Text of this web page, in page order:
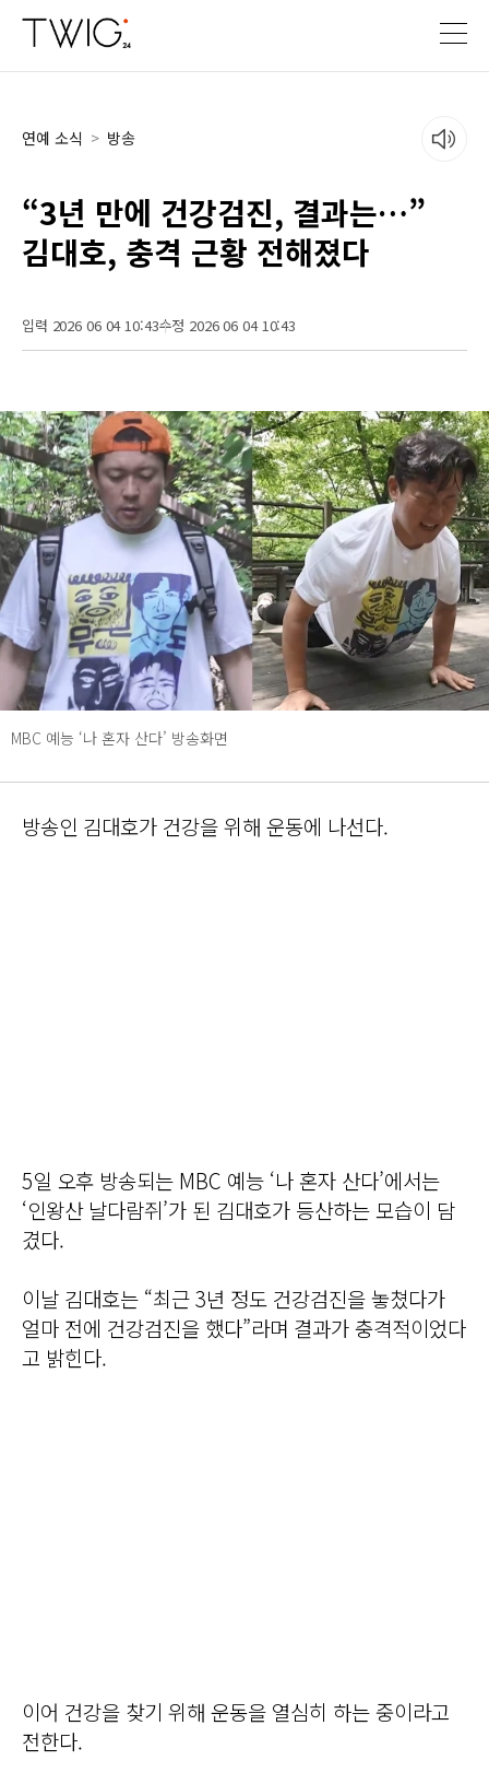
연예 소식 > 방송
“3년 만에 건강검진, 결과는…”
김대호, 충격 근황 전해졌다
입력 2026 06 04 10:43수정 2026 06 04 10:43
MBC 예능 ‘나 혼자 산다’ 방송화면
방송인 김대호가 건강을 위해 운동에 나선다.
5일 오후 방송되는 MBC 예능 ‘나 혼자 산다’에서는
‘인왕산 날다람쥐’가 된 김대호가 등산하는 모습이 담
겼다.
이날 김대호는 “최근 3년 정도 건강검진을 놓쳤다가
얼마 전에 건강검진을 했다”라며 결과가 충격적이었다
고 밝힌다.
이어 건강을 찾기 위해 운동을 열심히 하는 중이라고
전한다.